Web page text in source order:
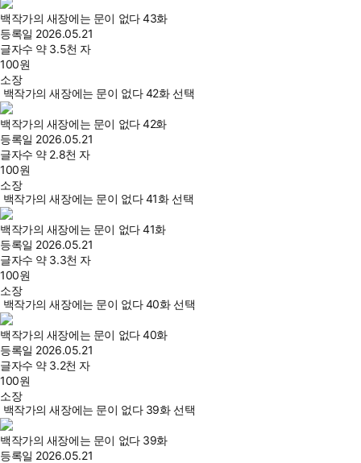
백작가의 새장에는 문이 없다 43화
등록일 2026.05.21
글자수 약 3.5천 자
100원
소장
백작가의 새장에는 문이 없다 42화 선택
백작가의 새장에는 문이 없다 42화
등록일 2026.05.21
글자수 약 2.8천 자
100원
소장
백작가의 새장에는 문이 없다 41화 선택
백작가의 새장에는 문이 없다 41화
등록일 2026.05.21
글자수 약 3.3천 자
100원
소장
백작가의 새장에는 문이 없다 40화 선택
백작가의 새장에는 문이 없다 40화
등록일 2026.05.21
글자수 약 3.2천 자
100원
소장
백작가의 새장에는 문이 없다 39화 선택
백작가의 새장에는 문이 없다 39화
등록일 2026.05.21